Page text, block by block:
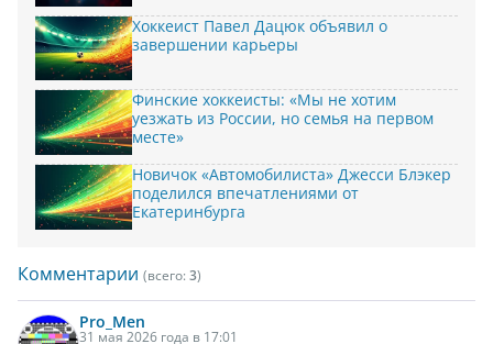
Хоккеист Павел Дацюк объявил о
завершении карьеры
Финские хоккеисты: «Мы не хотим
уезжать из России, но семья на первом
месте»
Новичок «Автомобилиста» Джесси Блэкер
поделился впечатлениями от
Екатеринбурга
Комментарии (всего: 3)
Pro_Men
31 мая 2026 года в 17:01